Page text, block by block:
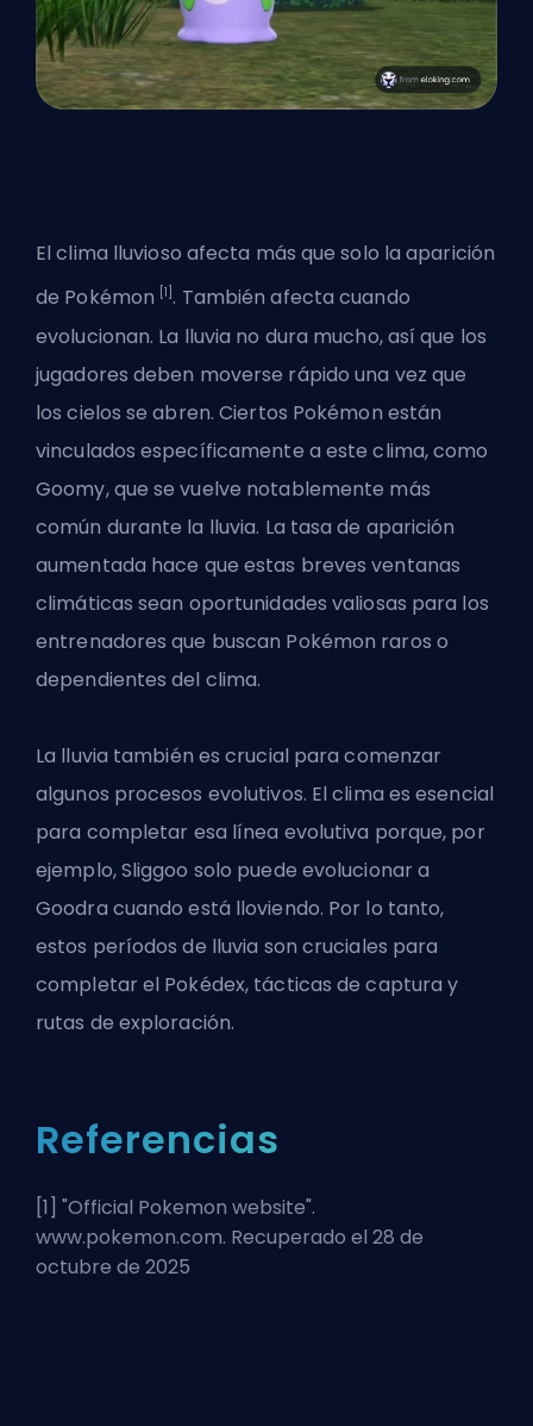
El clima lluvioso afecta más que solo la aparición
de Pokémon [1] . También afectacuando
evolucionan. La lluvia no dura mucho, así que los
jugadores deben moverse rápido una vez que
los cielos se abren. Ciertos Pokémon están
vinculados específicamente a este clima, como
Goomy, que se vuelve notablemente más
común durante la lluvia. La tasa de aparición
aumentada hace que estas breves ventanas
climáticas sean oportunidades valiosas para los
entrenadores que buscan Pokémon raros o
dependientes del clima.
La lluvia también es crucial para comenzar
algunos procesos evolutivos. El clima es esencial
para completar esa línea evolutiva porque, por
ejemplo, Sliggoo solo puede evolucionar a
Goodra cuando está lloviendo. Por lo tanto,
estos períodos de lluvia son cruciales para
completar el Pokédex, tácticas de captura y
rutas de exploración.
Referencias
[1] "Official Pokemon website".
www.pokemon.com. Recuperado el 28 de
octubre de 2025